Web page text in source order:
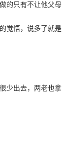
的只有不让他父母
觉悟，说多了就是
少出去，两老也拿